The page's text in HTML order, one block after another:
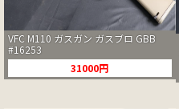
VFC M110 ガスガン ガスブロ GBB
#16253
31000円